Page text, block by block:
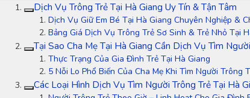
Dịch Vụ Trông Trẻ Tại Hà Giang Uy Tín & Tận Tâm
Dịch Vụ Giữ Em Bé Tại Hà Giang Chuyên Nghiệp &
Bảng Giá Dịch Vụ Trông Trẻ Sơ Sinh & Trẻ Nhỏ Tại
Tại Sao Cha Mẹ Tại Hà Giang Cần Dịch Vụ Tìm
Thực Trạng Của Gia Đình Trẻ Tại Hà Giang
5 Nỗi Lo Phổ Biến Của Cha Mẹ Khi Tìm Người Trông
Các Loại Hình Dịch Vụ Tìm Người Trông Trẻ Tại Hà